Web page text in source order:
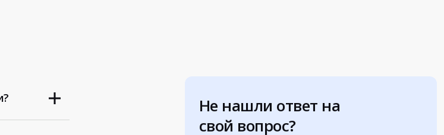
Не нашли ответ на
свой вопрос?